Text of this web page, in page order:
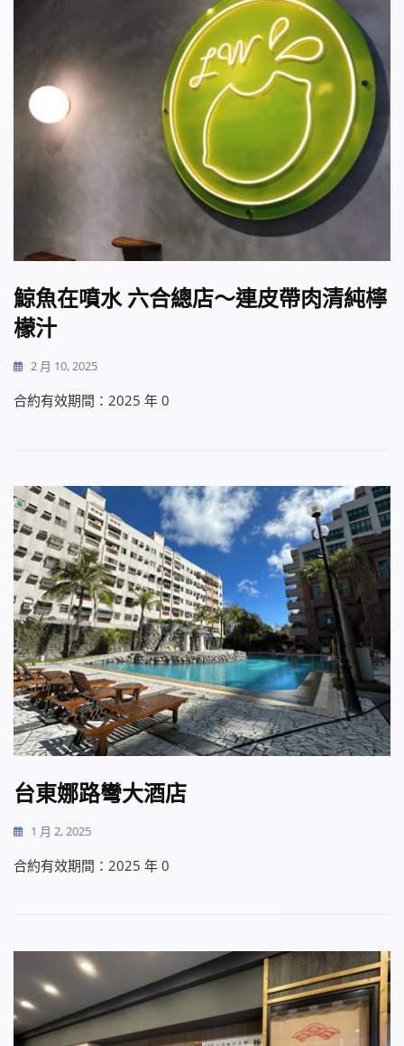
鯨魚在噴水 六合總店～連皮帶肉清純檸
檬汁
2 月 10, 2025
合約有效期間：2025 年 0
台東娜路彎大酒店
1 月 2, 2025
合約有效期間：2025 年 0